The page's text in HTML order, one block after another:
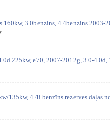
160kw, 3.0benzins, 4.4benzins 2003-
225kw, e70, 2007-2012g, 3.0-
135kw, 4.4i benzīns rezerves daļas